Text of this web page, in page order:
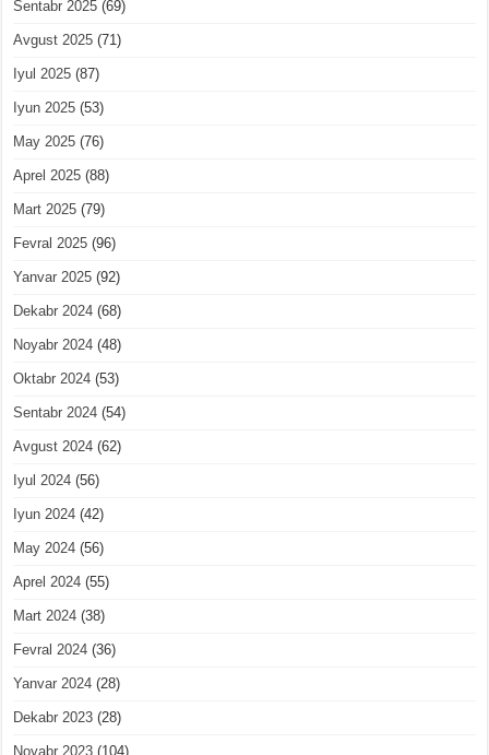
Sentabr 2025 (69)
Avgust 2025 (71)
Iyul 2025 (87)
Iyun 2025 (53)
May 2025 (76)
Aprel 2025 (88)
Mart 2025 (79)
Fevral 2025 (96)
Yanvar 2025 (92)
Dekabr 2024 (68)
Noyabr 2024 (48)
Oktabr 2024 (53)
Sentabr 2024 (54)
Avgust 2024 (62)
Iyul 2024 (56)
Iyun 2024 (42)
May 2024 (56)
Aprel 2024 (55)
Mart 2024 (38)
Fevral 2024 (36)
Yanvar 2024 (28)
Dekabr 2023 (28)
Noyabr 2023 (104)